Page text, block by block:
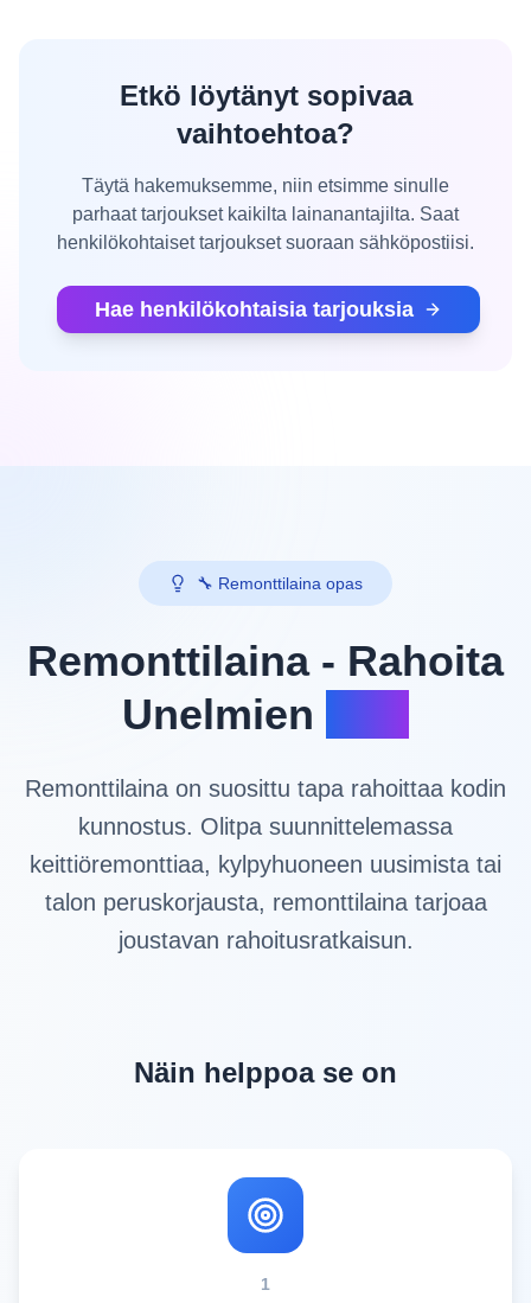
Etkö löytänyt sopivaa
vaihtoehtoa?
Täytä hakemuksemme, niin etsimme sinulle
parhaat tarjoukset kaikilta lainanantajilta. Saat
henkilökohtaiset tarjoukset suoraan sähköpostiisi.
Hae henkilökohtaisia tarjouksia
🔧 Remonttilaina opas
Remonttilaina - Rahoita
Unelmien
Remonttilaina on suosittu tapa rahoittaa kodin
kunnostus. Olitpa suunnittelemassa
keittiöremonttiaa, kylpyhuoneen uusimista tai
talon peruskorjausta, remonttilaina tarjoaa
joustavan rahoitusratkaisun.
Näin helppoa se on
1